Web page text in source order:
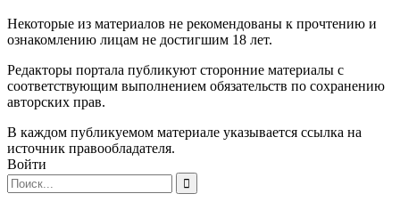
Некоторые из материалов не рекомендованы к прочтению и
ознакомлению лицам не достигшим 18 лет.
Редакторы портала публикуют сторонние материалы с
соответствующим выполнением обязательств по сохранению
авторских прав.
В каждом публикуемом материале указывается ссылка на
источник правообладателя.
Войти